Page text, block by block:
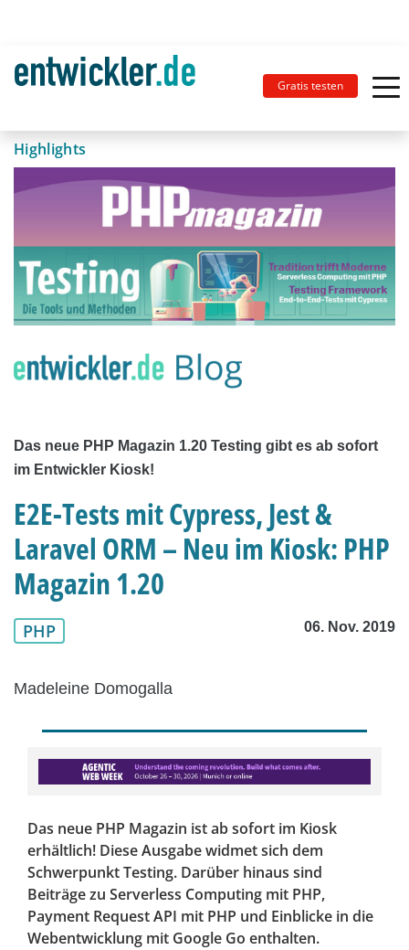
Gratis testen
Highlights
Das neue PHP Magazin 1.20 Testing gibt es ab sofort
im Entwickler Kiosk!
E2E-Tests mit Cypress, Jest &
Laravel ORM – Neu im Kiosk: PHP
Magazin 1.20
PHP 06. Nov. 2019
Madeleine Domogalla
Das neue PHP Magazin ist ab sofort im Kiosk
erhältlich! Diese Ausgabe widmet sich dem
Schwerpunkt Testing. Darüber hinaus sind
Beiträge zu Serverless Computing mit PHP,
Payment Request API mit PHP und Einblicke in die
Webentwicklung mit Google Go enthalten.